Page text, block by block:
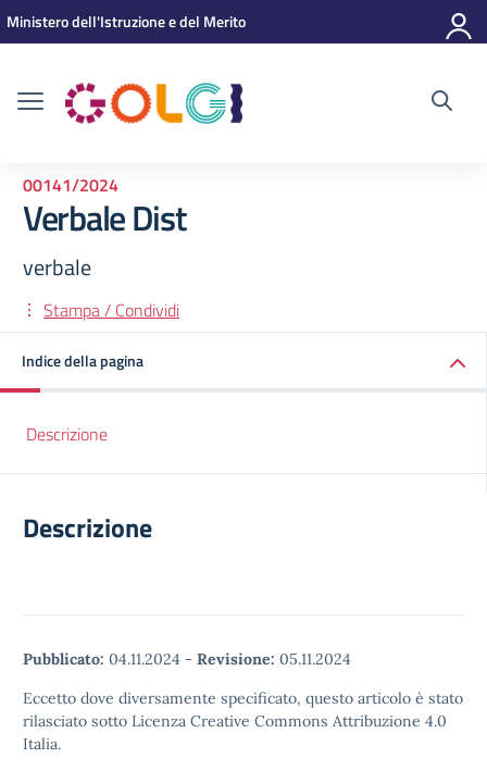
Vai ai contenuti
Vai al menu di navigazione
Vai al footer
Ministero dell'Istruzione e del Merito
00141/2024
Verbale Dist
verbale
Stampa / Condividi
Indice della pagina
Descrizione
Descrizione
Pubblicato: 04.11.2024 - Revisione: 05.11.2024
Eccetto dove diversamente specificato, questo articolo è stato
rilasciato sotto Licenza Creative Commons Attribuzione 4.0
Italia.